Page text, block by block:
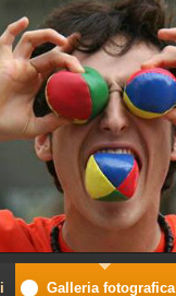
Galleria fotografica